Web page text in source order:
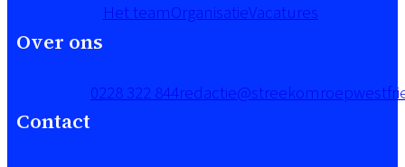
Over ons
Het teamOrganisatieVacatures
Contact
0228 322 844